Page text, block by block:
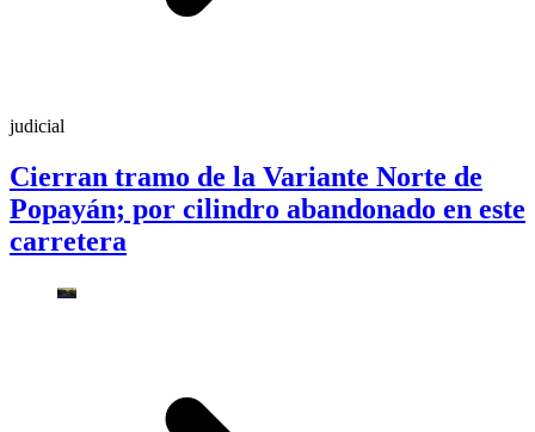
judicial
Cierran tramo de la Variante Norte de
Popayán; por cilindro abandonado en este
carretera